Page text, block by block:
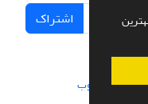
اشتراک
سازی از سیناوب